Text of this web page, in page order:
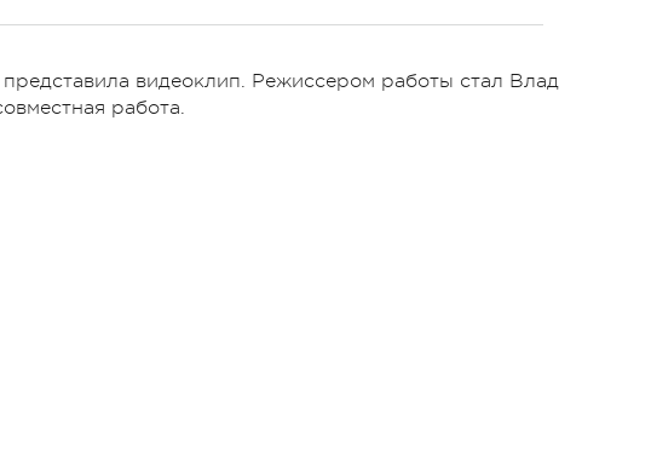
видеоклип. Режиссером работы стал Влад
работа.